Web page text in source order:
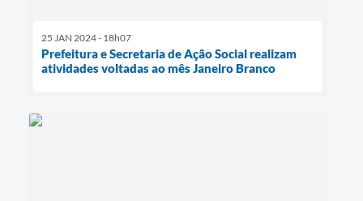
25 JAN 2024 - 18h07
Prefeitura e Secretaria de Ação Social realizam
atividades voltadas ao mês Janeiro Branco